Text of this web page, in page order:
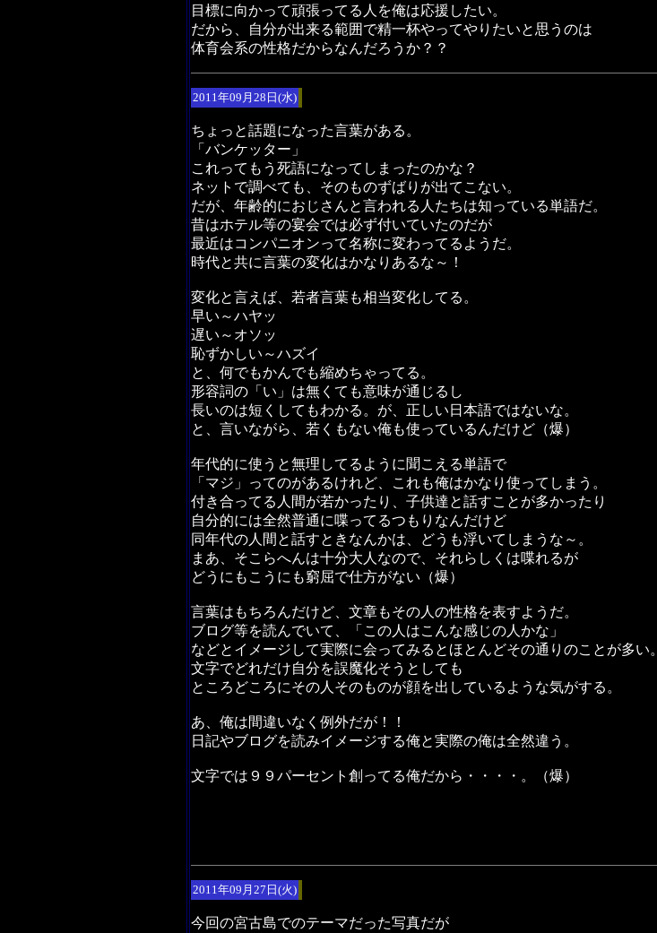
目標に向かって頑張ってる人を俺は応援したい。
だから、自分が出来る範囲で精一杯やってやりたいと思うのは
体育会系の性格だからなんだろうか？？
2011年09月28日(水)
ちょっと話題になった言葉がある。
「バンケッター」
これってもう死語になってしまったのかな？
ネットで調べても、そのものずばりが出てこない。
だが、年齢的におじさんと言われる人たちは知っている単語だ。
昔はホテル等の宴会では必ず付いていたのだが
最近はコンパニオンって名称に変わってるようだ。
時代と共に言葉の変化はかなりあるな～！
変化と言えば、若者言葉も相当変化してる。
早い～ハヤッ
遅い～オソッ
恥ずかしい～ハズイ
と、何でもかんでも縮めちゃってる。
形容詞の「い」は無くても意味が通じるし
長いのは短くしてもわかる。が、正しい日本語ではないな。
と、言いながら、若くもない俺も使っているんだけど（爆）
年代的に使うと無理してるように聞こえる単語で
「マジ」ってのがあるけれど、これも俺はかなり使ってしまう。
付き合ってる人間が若かったり、子供達と話すことが多かったり
自分的には全然普通に喋ってるつもりなんだけど
同年代の人間と話すときなんかは、どうも浮いてしまうな～。
まあ、そこらへんは十分大人なので、それらしくは喋れるが
どうにもこうにも窮屈で仕方がない（爆）
言葉はもちろんだけど、文章もその人の性格を表すようだ。
ブログ等を読んでいて、「この人はこんな感じの人かな」
などとイメージして実際に会ってみるとほとんどその通りのことが多い。
文字でどれだけ自分を誤魔化そうとしても
ところどころにその人そのものが顔を出しているような気がする。
あ、俺は間違いなく例外だが！！
日記やブログを読みイメージする俺と実際の俺は全然違う。
文字では９９パーセント創ってる俺だから・・・・。（爆）
2011年09月27日(火)
今回の宮古島でのテーマだった写真だが